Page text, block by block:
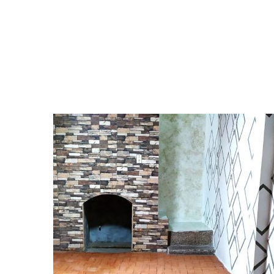
puertas, ventanas y marcos ...
READ MORE